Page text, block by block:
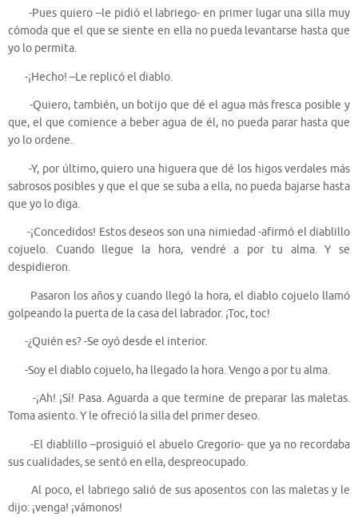
-Pues quiero –le pidió el labriego- en primer lugar una silla muy
cómoda que el que se siente en ella no pueda levantarse hasta que
yo lo permita.
-¡Hecho! –Le replicó el diablo.
-Quiero, también, un botijo que dé el agua más fresca posible y
que, el que comience a beber agua de él, no pueda parar hasta que
yo lo ordene.
-Y, por último, quiero una higuera que dé los higos verdales más
sabrosos posibles y que el que se suba a ella, no pueda bajarse hasta
que yo lo diga.
-¡Concedidos! Estos deseos son una nimiedad -afirmó el diablillo
cojuelo. Cuando llegue la hora, vendré a por tu alma. Y se
despidieron.
Pasaron los años y cuando llegó la hora, el diablo cojuelo llamó
golpeando la puerta de la casa del labrador. ¡Toc, toc!
-¿Quién es? -Se oyó desde el interior.
-Soy el diablo cojuelo, ha llegado la hora. Vengo a por tu alma.
-¡Ah! ¡Sí! Pasa. Aguarda a que termine de preparar las maletas.
Toma asiento. Y le ofreció la silla del primer deseo.
-El diablillo –prosiguió el abuelo Gregorio- que ya no recordaba
sus cualidades, se sentó en ella, despreocupado.
Al poco, el labriego salió de sus aposentos con las maletas y le
dijo: ¡venga! ¡vámonos!